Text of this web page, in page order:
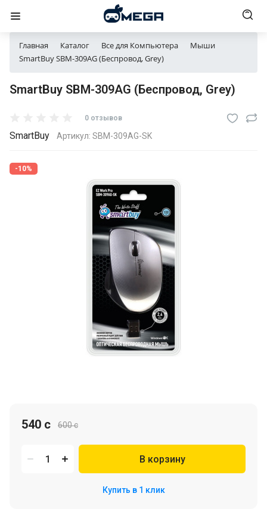
Главная Каталог Все для Компьютера
Мыши
SmartBuy SBM-309AG (Беспровод, Grey)
SmartBuy SBM-309AG (Беспровод, Grey)
0 отзывов
SmartBuy Артикул: SBM-309AG-SK
-10%
600 c
540 c
В корзину
Купить в 1 клик